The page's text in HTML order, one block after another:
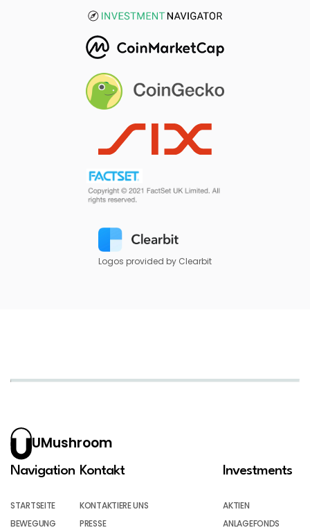
Logos provided by Clearbit
UMushroom
Navigation
STARTSEITE
BEWEGUNG
Kontakt
KONTAKTIERE UNS
PRESSE
Investments
AKTIEN
ANLAGEFONDS